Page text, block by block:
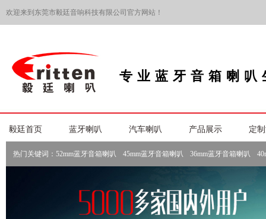
欢迎来到东莞市毅廷音响科技有限公司官方网站！
专业蓝牙音箱喇叭
毅廷首页 蓝牙喇叭 汽车喇叭 产品展示 定
热门关键词： 52mm蓝牙音箱喇叭 45mm蓝牙音箱喇叭 36mm蓝牙音箱喇叭